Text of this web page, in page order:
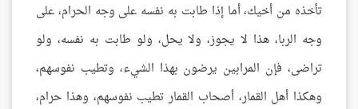
تأخذه من أخيك، أما إذا طابت به نفسه على وجه الحرام، على
وجه الربا، هذا لا يجوز، ولا يحل، ولو طابت به نفسه، ولو
تراضى، فإن المرابين يرضون بهذا الشيء، وتطيب نفوسهم،
وهكذا أهل القمار، أصحاب القمار تطيب نفوسهم، وهذا حرام،